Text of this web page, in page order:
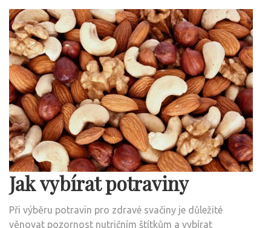
Jak vybírat potraviny
Při výběru potravin pro zdravé svačiny je důležité
věnovat pozornost nutričním štítkům a vybírat